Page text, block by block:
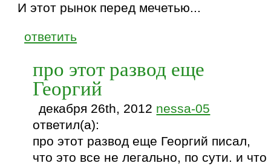
И этот рынок перед мечетью...
ответить
про этот развод еще
Георгий
декабря 26th, 2012 nessa-05
ответил(а):
про этот развод еще Георгий писал,
что это все не легально, по сути. и что